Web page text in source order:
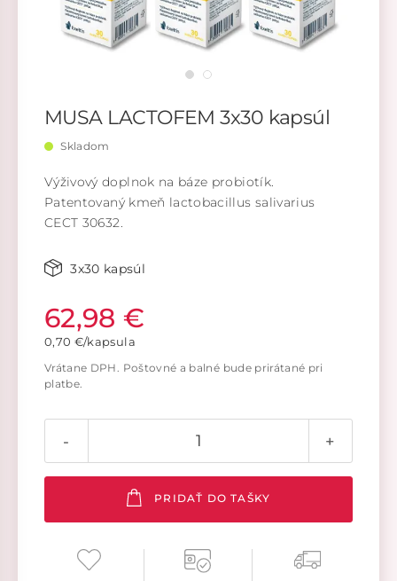
MUSA LACTOFEM 3x30 kapsúl
Skladom
Výživový doplnok na báze probiotík.
Patentovaný kmeň lactobacillus salivarius
CECT 30632.
3x30 kapsúl
62,98 €
0,70 €/kapsula
Vrátane DPH. Poštovné a balné bude prirátané pri
platbe.
- +
PRIDAŤ DO TAŠKY